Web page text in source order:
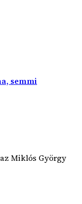
semmi
Miklós György